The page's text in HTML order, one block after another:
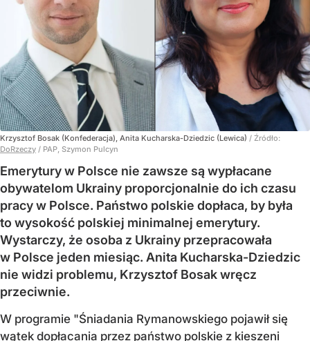
Krzysztof Bosak (Konfederacja), Anita Kucharska-Dziedzic (Lewica) / Źródło:
DoRzeczy / PAP, Szymon Pulcyn
Emerytury w Polsce nie zawsze są wypłacane
obywatelom Ukrainy proporcjonalnie do ich czasu
pracy w Polsce. Państwo polskie dopłaca, by była
to wysokość polskiej minimalnej emerytury.
Wystarczy, że osoba z Ukrainy przepracowała
w Polsce jeden miesiąc. Anita Kucharska-Dziedzic
nie widzi problemu, Krzysztof Bosak wręcz
przeciwnie.
W programie "Śniadania Rymanowskiego pojawił się
wątek dopłacania przez państwo polskie z kieszeni